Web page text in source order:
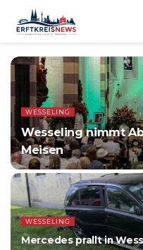
WESSELING
Wesseling nimmt
Meisen
WESSELING
Mercedes prallt in